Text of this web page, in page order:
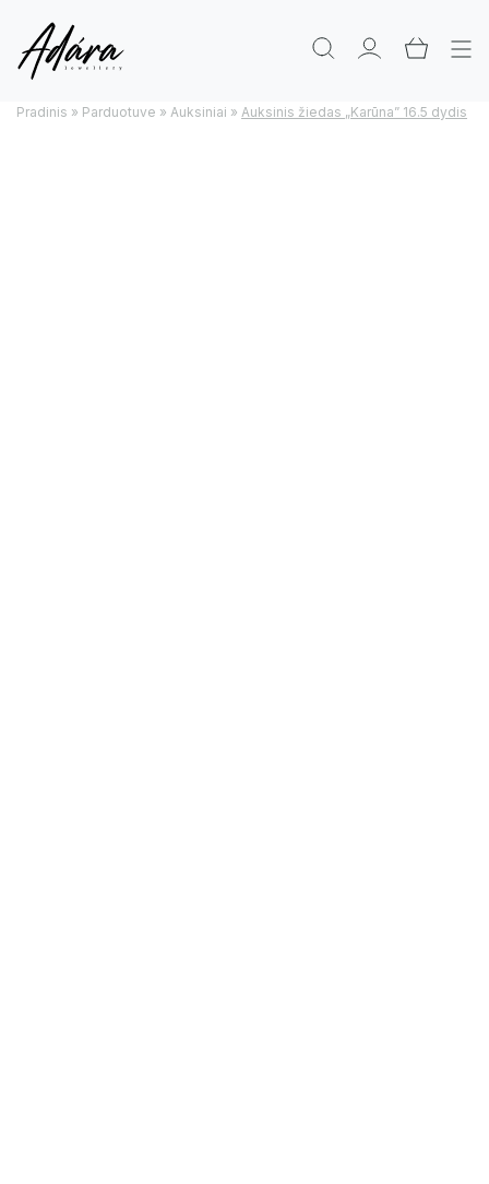
Pradinis » Parduotuve » Auksiniai » Auksinis žiedas „Karūna” 16.5 dydis